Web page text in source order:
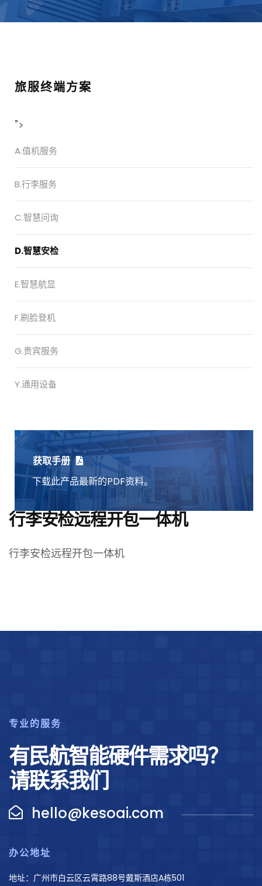
旅服终端方案
">
A.值机服务
B.行李服务
C.智慧问询
D.智慧安检
E.智慧航显
F.刷脸登机
G.贵宾服务
Y.通用设备
获取手册
下载此产品最新的PDF资料。
行李安检远程开包一体机
行李安检远程开包一体机
专业的服务
有民航智能硬件需求吗？
请联系我们
hello@kesoai.com
办公地址
地址：广州市白云区云霄路88号戴斯酒店A栋501